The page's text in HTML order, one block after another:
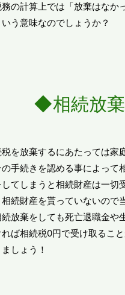
の計算上では「放棄はなか
う意味なのでしょうか？
◆相続放棄
を放棄するにあたっては家
手続きを認める事によって
てしまうと相続財産は一切
続財産を貰っていないので
放棄をしても死亡退職金
ば相続税0円で受け取ること
しょう！